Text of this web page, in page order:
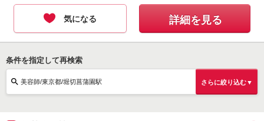
気になる 詳細を見る
条件を指定して再検索
美容師/東京都/堀切菖蒲園駅 さらに絞り込む▼